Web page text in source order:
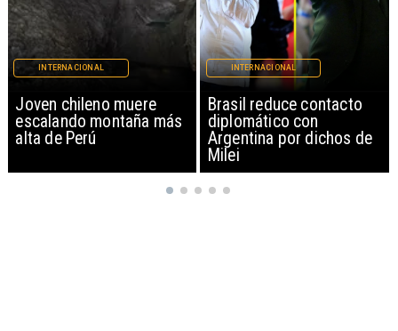
Brasil reduce contacto
diplomático con
Argentina por dichos de
INTERNACIONAL
China restringe
exportación de drones a
EEUU y sanciona
empresas
INTERNACIONAL